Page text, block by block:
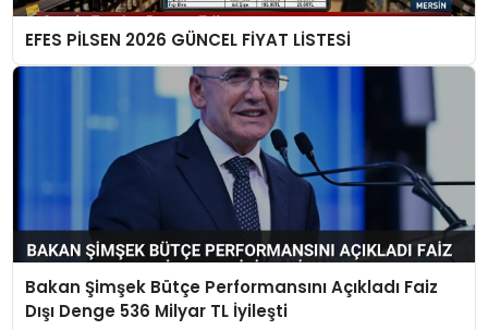
EFES PİLSEN 2026 GÜNCEL FİYAT LİSTESİ
Bakan Şimşek Bütçe Performansını Açıkladı Faiz
Dışı Denge 536 Milyar TL İyileşti